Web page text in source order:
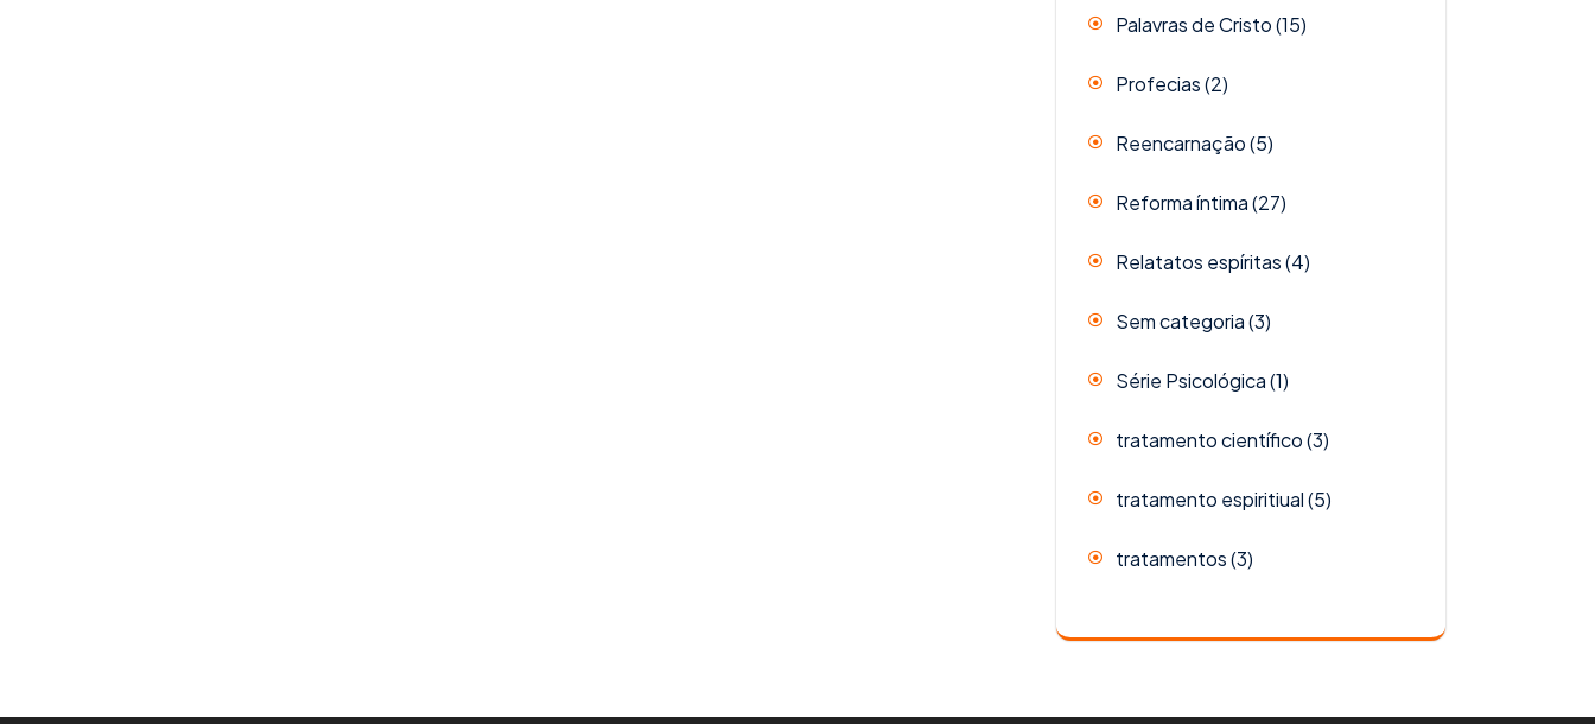
Palavras de Cristo(15)
Profecias(2)
Reencarnação(5)
Reforma íntima(27)
Relatatos espíritas(4)
Sem categoria(3)
Série Psicológica(1)
tratamento científico(3)
tratamento espiritiual(5)
tratamentos(3)